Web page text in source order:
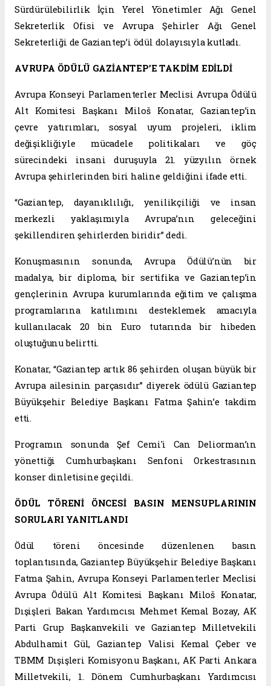
Sürdürülebilirlik İçin Yerel Yönetimler Ağı Genel
Sekreterlik Ofisi ve Avrupa Şehirler Ağı Genel
Sekreterliği de Gaziantep’i ödül dolayısıyla kutladı.
AVRUPA ÖDÜLÜ GAZİANTEP’E TAKDİM EDİLDİ
Avrupa Konseyi Parlamenterler Meclisi Avrupa Ödülü
Alt Komitesi Başkanı Miloš Konatar, Gaziantep’in
çevre yatırımları, sosyal uyum projeleri, iklim
değişikliğiyle mücadele politikaları ve göç
sürecindeki insani duruşuyla 21. yüzyılın örnek
Avrupa şehirlerinden biri haline geldiğini ifade etti.
“Gaziantep, dayanıklılığı, yenilikçiliği ve insan
merkezli yaklaşımıyla Avrupa’nın geleceğini
şekillendiren şehirlerden biridir” dedi.
Konuşmasının sonunda, Avrupa Ödülü’nün bir
madalya, bir diploma, bir sertifika ve Gaziantep’in
gençlerinin Avrupa kurumlarında eğitim ve çalışma
programlarına katılımını desteklemek amacıyla
kullanılacak 20 bin Euro tutarında bir hibeden
oluştuğunu belirtti.
Konatar, “Gaziantep artık 86 şehirden oluşan büyük bir
Avrupa ailesinin parçasıdır” diyerek ödülü Gaziantep
Büyükşehir Belediye Başkanı Fatma Şahin’e takdim
etti.
Programın sonunda Şef Cemi'i Can Deliorman’ın
yönettiği Cumhurbaşkanı Senfoni Orkestrasının
konser dinletisine geçildi.
ÖDÜL TÖRENİ ÖNCESİ BASIN MENSUPLARININ
SORULARI YANITLANDI
Ödül töreni öncesinde düzenlenen basın
toplantısında, Gaziantep Büyükşehir Belediye Başkanı
Fatma Şahin, Avrupa Konseyi Parlamenterler Meclisi
Avrupa Ödülü Alt Komitesi Başkanı Miloš Konatar,
Dışişleri Bakan Yardımcısı Mehmet Kemal Bozay, AK
Parti Grup Başkanvekili ve Gaziantep Milletvekili
Abdulhamit Gül, Gaziantep Valisi Kemal Çeber ve
TBMM Dışişleri Komisyonu Başkanı, AK Parti Ankara
Milletvekili, 1. Dönem Cumhurbaşkanı Yardımcısı